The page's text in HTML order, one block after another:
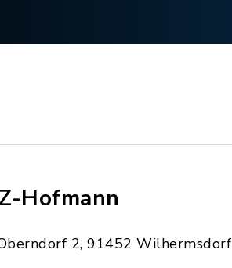
Hofmann
2, 91452 Wilhermsdorf